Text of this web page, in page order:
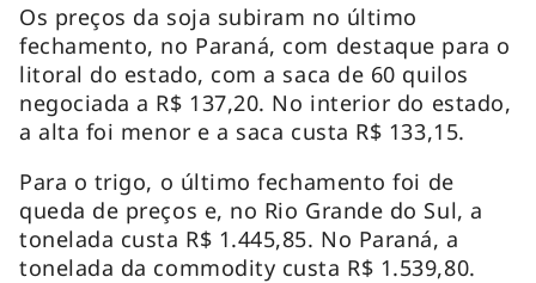
Os preços da soja subiram no último
fechamento, no Paraná, com destaque para o
litoral do estado, com a saca de 60 quilos
negociada a R$ 137,20. No interior do estado,
a alta foi menor e a saca custa R$ 133,15.
Para o trigo, o último fechamento foi de
queda de preços e, no Rio Grande do Sul, a
tonelada custa R$ 1.445,85. No Paraná, a
tonelada da commodity custa R$ 1.539,80.